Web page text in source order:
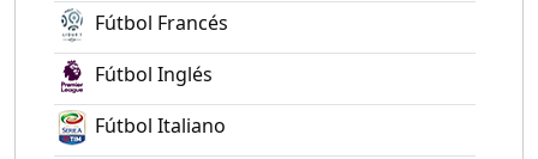
Fútbol Francés
Fútbol Inglés
Fútbol Italiano